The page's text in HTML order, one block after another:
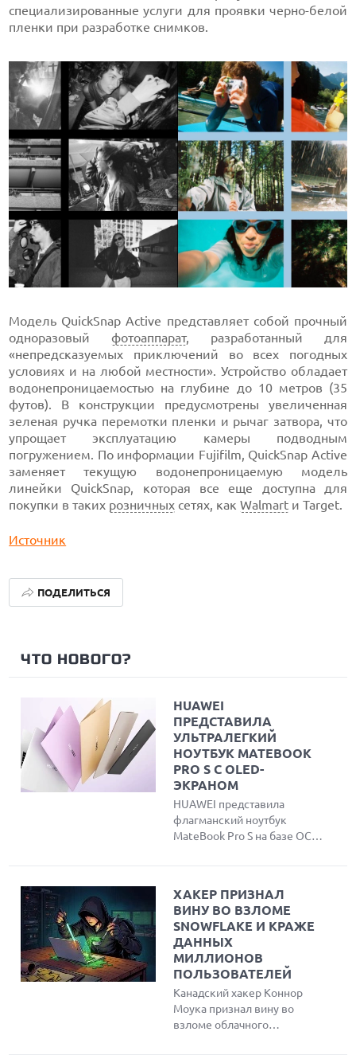
специализированные услуги для проявки черно-белой
пленки при разработке снимков.
Модель QuickSnap Active представляет собой прочный
одноразовыйфотоаппарат, разработанный для
«непредсказуемых приключений во всех погодных
условиях и на любой местности». Устройство обладает
водонепроницаемостью на глубине до 10 метров (35
футов). В конструкции предусмотрены увеличенная
зеленая ручка перемотки пленки и рычаг затвора, что
упрощает эксплуатацию камеры подводным
погружением. По информации Fujifilm, QuickSnap Active
заменяет текущую водонепроницаемую модель
линейки QuickSnap, которая все еще доступна для
покупки в таких розничных сетях, какWalmart и Target.
Источник
ПОДЕЛИТЬСЯ
ЧТО НОВОГО?
HUAWEI
ПРЕДСТАВИЛА
УЛЬТРАЛЕГКИЙ
НОУТБУК MATEBOOK
PRO S С OLED-
ЭКРАНОМ
HUAWEI представила
флагманский ноутбук
MateBook Pro S на базе ОС
ультралегким корпусом
весом 798 г, ярким OLED-
дисплеем с частотой
обновления 120 Гц и
уникальным физическим
переключателем режима
конфиденциальности
Lingdun для защиты от
посторонних взглядов.
ХАКЕР ПРИЗНАЛ
ВИНУ ВО ВЗЛОМЕ
SNOWFLAKE И КРАЖЕ
ДАННЫХ
МИЛЛИОНОВ
ПОЛЬЗОВАТЕЛЕЙ
Канадский хакер Коннор
Моука признал вину во
взломе облачного